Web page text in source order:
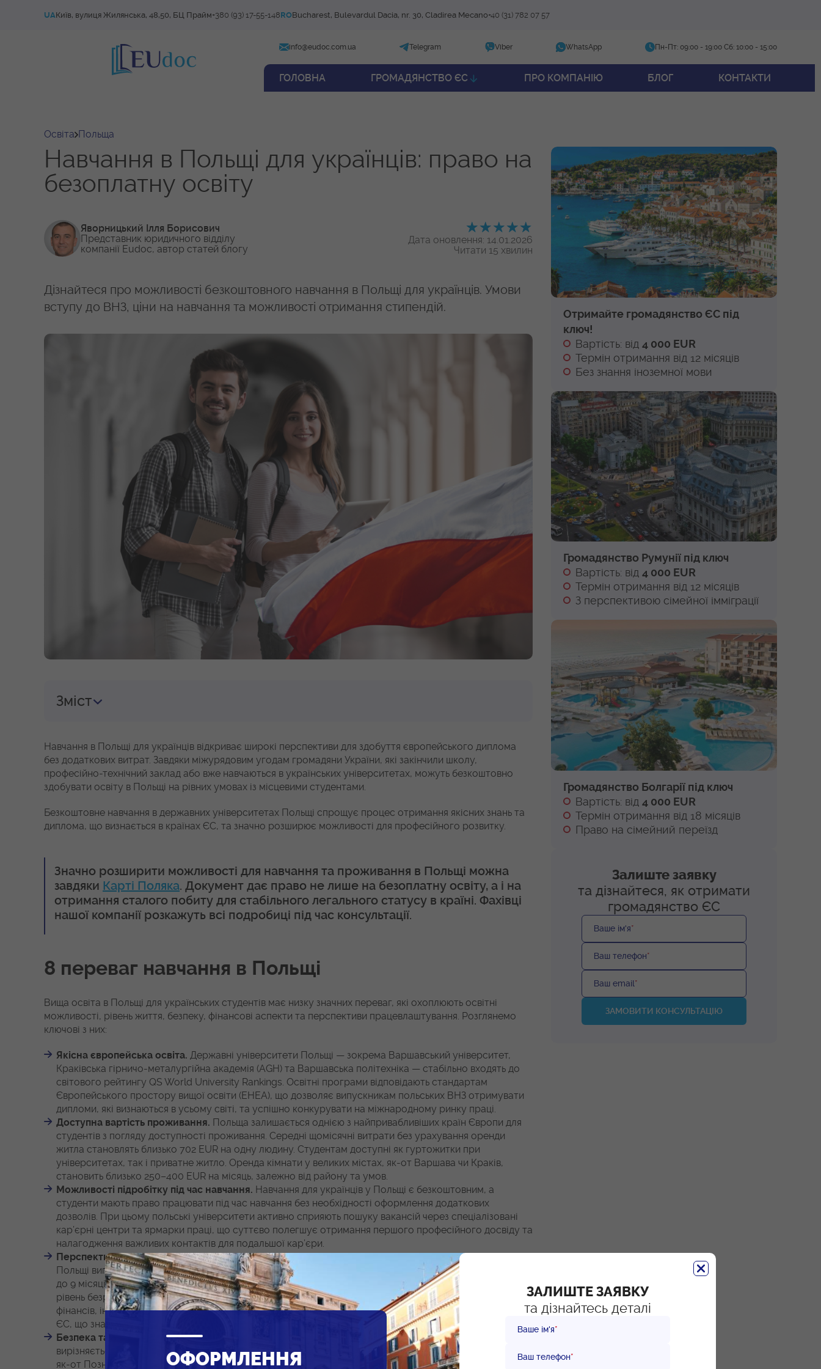
UAКиїв, вулиця Жилянська, 48,50, БЦ Прайм+380 (93) 17-55-148ROBucharest, Bulevardul Dacia, nr. 30, Cladirea Mecano+40 (31) 782 07 57
info@eudoc.com.ua Telegram Viber WhatsApp Пн-Пт: 09:00 - 19:00 Сб: 10:00 - 15:00
ГОЛОВНА ГРОМАДЯНСТВО ЄС ПРО КОМПАНІЮ БЛОГ КОНТАКТИ
Освіта Польща
Навчання в Польщі для українців: право на
безоплатну освіту
Яворницький Ілля Борисович
Представник юридичного відділу
компанії Eudoc, автор статей блогу
Дата оновлення: 14.01.2026
Читати 15 хвилин
Дізнайтеся про можливості безкоштовного навчання в Польщі для українців. Умови
вступу до ВНЗ, ціни на навчання та можливості отримання стипендій.
Зміст
Отримайте громадянство ЄС під
ключ!
Вартість: від 4 000 EUR
Термін отримання від 12 місяців
Без знання іноземної мови
Громадянство Румунії під ключ
Вартість: від 4 000 EUR
Термін отримання від 12 місяців
З перспективою сімейної імміграції
Громадянство Болгарії під ключ
Вартість: від 4 000 EUR
Термін отримання від 18 місяців
Право на сімейний переїзд
Залиште заявку
та дізнайтеся, як отримати
громадянство ЄС
Ваше ім'я*
Ваш телефон*
Ваш email*
Навчання в Польщі для українців відкриває широкі перспективи для здобуття європейського диплома
без додаткових витрат. Завдяки міжурядовим угодам громадяни України, які закінчили школу,
професійно-технічний заклад або вже навчаються в українських університетах, можуть безкоштовно
здобувати освіту в Польщі на рівних умовах із місцевими студентами.
Безкоштовне навчання в державних університетах Польщі спрощує процес отримання якісних знань та
диплома, що визнається в країнах ЄС, та значно розширює можливості для професійного розвитку.
Значно розширити можливості для навчання та проживання в Польщі можна
завдяки Карті Поляка. Документ дає право не лише на безоплатну освіту, а і на
отримання сталого побиту для стабільного легального статусу в країні. Фахівці
нашої компанії розкажуть всі подробиці під час консультації.
8 переваг навчання в Польщі
Вища освіта в Польщі для українських студентів має низку значних переваг, які охоплюють освітні
можливості, рівень життя, безпеку, фінансові аспекти та перспективи працевлаштування. Розглянемо
ключові з них:
Якісна європейська освіта. Державні університети Польщі — зокрема Варшавський університет,
Краківська гірничо-металургійна академія (AGH) та Варшавська політехніка — стабільно входять до
світового рейтингу QS World University Rankings. Освітні програми відповідають стандартам
Європейського простору вищої освіти (EHEA), що дозволяє випускникам польських ВНЗ отримувати
дипломи, які визнаються в усьому світі, та успішно конкурувати на міжнародному ринку праці.
Доступна вартість проживання. Польща залишається однією з найпривабливіших країн Європи для
студентів з погляду доступності проживання. Середні щомісячні витрати без урахування оренди
житла становлять близько 702 EUR на одну людину. Студентам доступні як гуртожитки при
університетах, так і приватне житло. Оренда кімнати у великих містах, як-от Варшава чи Краків,
становить близько 250–400 EUR на місяць, залежно від району та умов.
Можливості підробітку під час навчання. Навчання для українців у Польщі є безкоштовним, а
студенти мають право працювати під час навчання без необхідності оформлення додаткових
дозволів. При цьому польські університети активно сприяють пошуку вакансій через спеціалізовані
кар’єрні центри та ярмарки праці, що суттєво полегшує отримання першого професійного досвіду та
налагодження важливих контактів для подальшої кар’єри.
Перспективи працевлаштування після закінчення навчання.
Після завершення навчання у ВНЗ
Польщі випускники можуть отримати ПНП для пошуку роботи, яка надає право перебувати в країні
до 9 місяців для працевлаштування без додаткових формальностей. Польща має стабільно низький
рівень безробіття (5,5 % у 2026 році) та високий попит на кваліфікованих спеціалістів у сферах IT,
фінансів, інженерії, медицини й логістики. Крім того, дипломи польських університетів визнаються в
ЄС, що значно розширює можливості для працевлаштування як у Польщі, так і в інших країнах ЄС.
Безпека та високий рівень життя.
Польща має високі індекси безпеки та якості життя. Держава
вирізняється помірними цінами, розвиненою інфраструктурою та якісною медициною. Великі міста,
як-от Познань, Гданськ, Краків і Варшава, характеризуються високим рівнем громадського порядку та
ОФОРМЛЕННЯ
ЗАЛИШТЕ ЗАЯВКУ
та дізнайтесь деталі
Ваше ім'я*
Ваш телефон*